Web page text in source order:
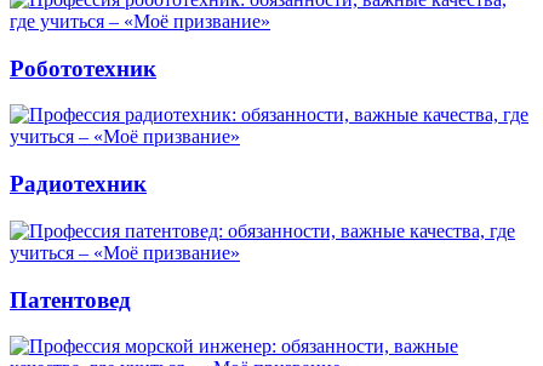
Робототехник
Радиотехник
Патентовед